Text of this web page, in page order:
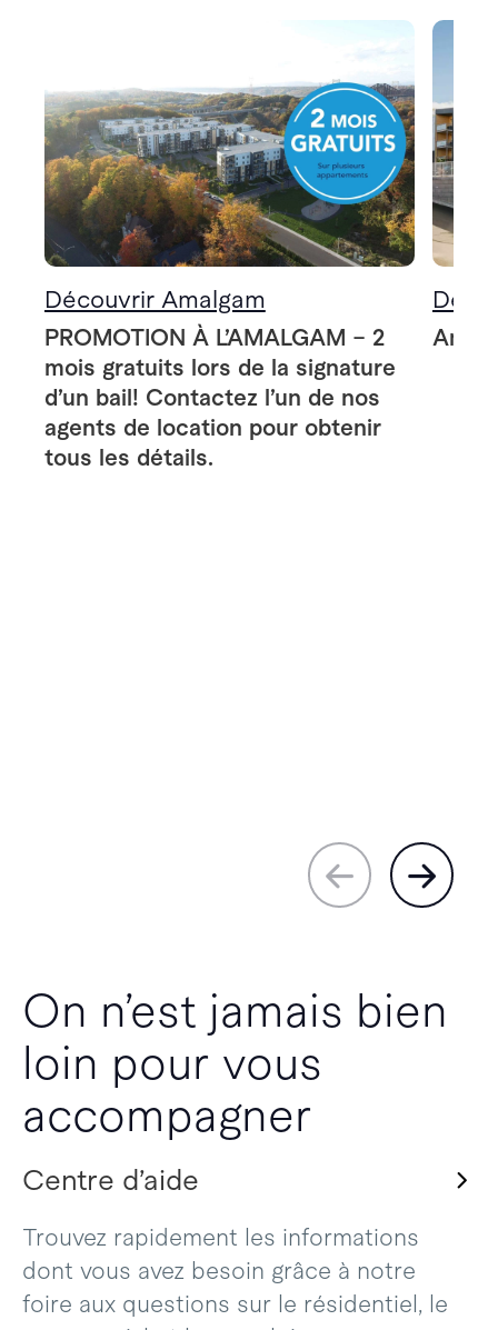
Découvrir Amalgam
PROMOTION À L’AMALGAM – 2
mois gratuits lors de la signature
d’un bail! Contactez l’un de nos
agents de location pour obtenir
tous les détails.
On n’est jamais bien
loin pour vous
accompagner
Centre d’aide
Trouvez rapidement les informations
dont vous avez besoin grâce à notre
foire aux questions sur le résidentiel, le